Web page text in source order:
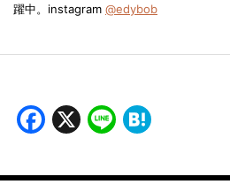
躍中。instagram @edybob
Facebook
X Line